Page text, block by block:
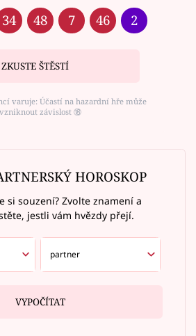
34 48 7 46 2
ZKUSTE ŠTĚSTÍ
varuje: Účastí na hazardní hře může
vzniknout závislost ⑱
HOROSKOP
si souzení? Zvolte znamení a
jestli vám hvězdy přejí.
VYPOČÍTAT